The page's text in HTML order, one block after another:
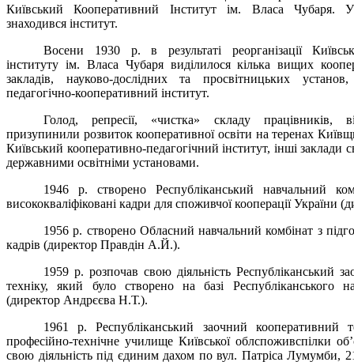
Київський Кооперативний Інститут ім. Власа Чубаря.
знаходився інститут.
Восени 1930 р. в результаті реорганізації
інституту ім. Власа Чубаря виділилося кілька вищих
закладів, науково-дослідних та просвітницьких
педагогічно-кооперативний інститут.
Голод, репресії, «чистка» складу працівників,
призупинили розвиток кооперативної освіти на теренах
Київський кооперативно-педагогічний інститут, інші заклади
державними освітніми установами.
1946 р. створено Республіканський навчальний
висококваліфіковані кадри для споживчої кооперації України
1956 р. створено Обласний навчальний комбінат з
кадрів (директор Правдін А.Й.).
1959 р. розпочав свою діяльність Республіканський
техніку, який було створено на базі Республіканського
(директор Андрєєва Н.Т.).
1961 р. Республіканський заочний кооперативний
професійно-технічне училище Київської облспоживспілки
свою діяльність під єдиним дахом по вул. Патріса Лумумби,